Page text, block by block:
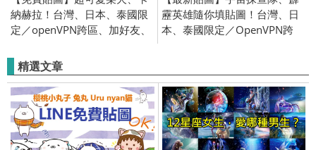
納赫拉！台灣、日本、泰國限
定／openVPN跨區、加好友、
靂英雄隨你填貼圖！台灣、日
本、泰國限定／OpenVPN跨
精選文章